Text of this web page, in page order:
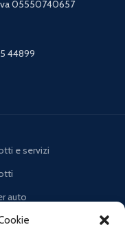
iva 05550740657
44899
e servizi
auto
moto